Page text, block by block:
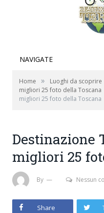
NAVIGATE
Home » Luoghi da scoprire
migliori 25 foto della Toscana
migliori 25 foto della Toscana
Destinazione
migliori 25
By Nessun
Share